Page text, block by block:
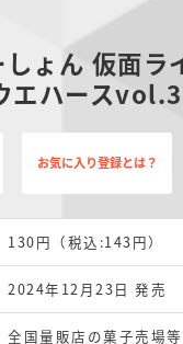
ょん 仮面ラ
エハースvol.3
お気に入り登録とは？
130円（税込:143円）
2024年12月23日 発売
全国量販店の菓子売場等